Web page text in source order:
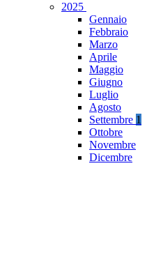
2025
Gennaio
Febbraio
Marzo
Aprile
Maggio
Giugno
Luglio
Agosto
Settembre 1
Ottobre
Novembre
Dicembre